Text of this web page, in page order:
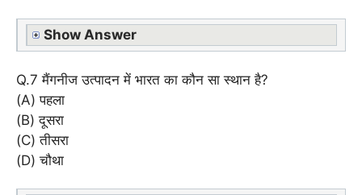
Show Answer
Q.7 मैंगनीज उत्पादन में भारत का कौन सा स्थान है?
(A) पहला
(B) दूसरा
(C) तीसरा
(D) चौथा